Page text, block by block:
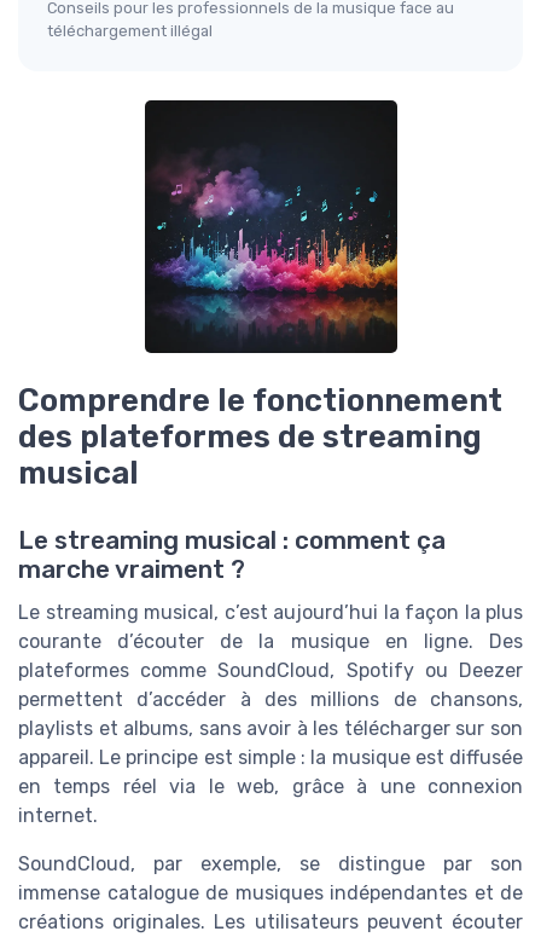
Conseils pour les professionnels de la musique face au
téléchargement illégal
Comprendre le fonctionnement
des plateformes de streaming
musical
Le streaming musical : comment ça
marche vraiment ?
Le streaming musical, c’est aujourd’hui la façon la plus
courante d’écouter de la musique en ligne. Des
plateformes comme SoundCloud, Spotify ou Deezer
permettent d’accéder à des millions de chansons,
playlists et albums, sans avoir à les télécharger sur son
appareil. Le principe est simple : la musique est diffusée
en temps réel via le web, grâce à une connexion
internet.
SoundCloud, par exemple, se distingue par son
immense catalogue de musiques indépendantes et de
créations originales. Les utilisateurs peuvent écouter